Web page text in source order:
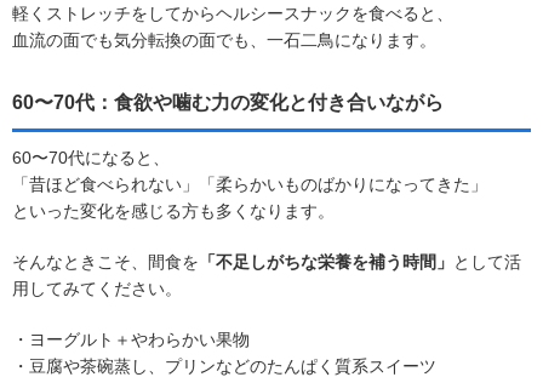
軽くストレッチをしてからヘルシースナックを食べると、
血流の面でも気分転換の面でも、一石二鳥になります。
60〜70代：食欲や噛む力の変化と付き合いながら
60〜70代になると、
「昔ほど食べられない」「柔らかいものばかりになってきた」
といった変化を感じる方も多くなります。
そんなときこそ、間食を 「不足しがちな栄養を補う時間」 として活
用してみてください。
・ヨーグルト＋やわらかい果物
・豆腐や茶碗蒸し、プリンなどのたんぱく質系スイーツ